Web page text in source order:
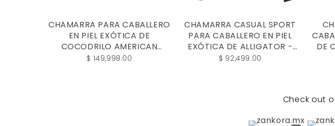
CHAMARRA PARA CABALLERO
EN PIEL EXÓTICA DE
COCODRILO AMERICAN
ALLIGATOR - CJE94C
$ 149,998.00
CHAMARRA CASUAL SPORT
PARA CABALLERO EN PIEL
EXÓTICA DE ALLIGATOR -
CBA485A
$ 92,499.00
DE
Check out